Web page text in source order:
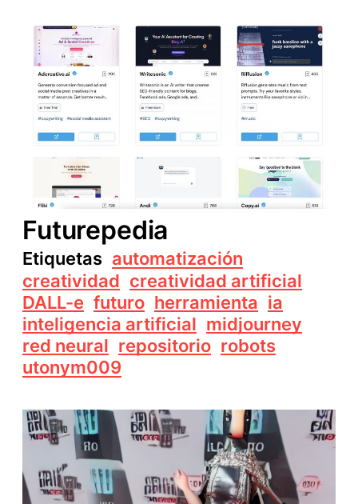
Futurepedia
Etiquetas automatización
creatividad creatividad artificial
DALL-e futuro herramienta ia
inteligencia artificial midjourney
red neural repositorio robots
utonym009